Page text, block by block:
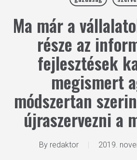
Ma már a
része az
fejlesztések
megismert
módszertan
újraszervezni a
By redaktor 2019.